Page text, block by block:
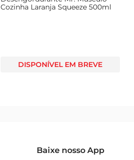
Cozinha Laranja Squeeze 500ml
DISPONÍVEL EM BREVE
Baixe nosso App